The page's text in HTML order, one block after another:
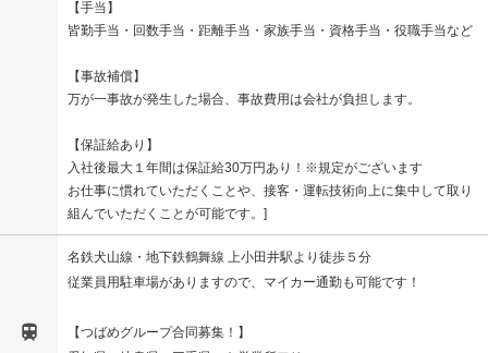
【手当】
皆勤手当・回数手当・距離手当・家族手当・資格手当・役職手当など
【事故補償】
万が一事故が発生した場合、事故費用は会社が負担します。
【保証給あり】
入社後最大１年間は保証給30万円あり！※規定がございます
お仕事に慣れていただくことや、接客・運転技術向上に集中して取り
組んでいただくことが可能です。

名鉄犬山線・地下鉄鶴舞線 上小田井駅より徒歩５分
従業員用駐車場がありますので、マイカー通勤も可能です！
【つばめグループ合同募集！】